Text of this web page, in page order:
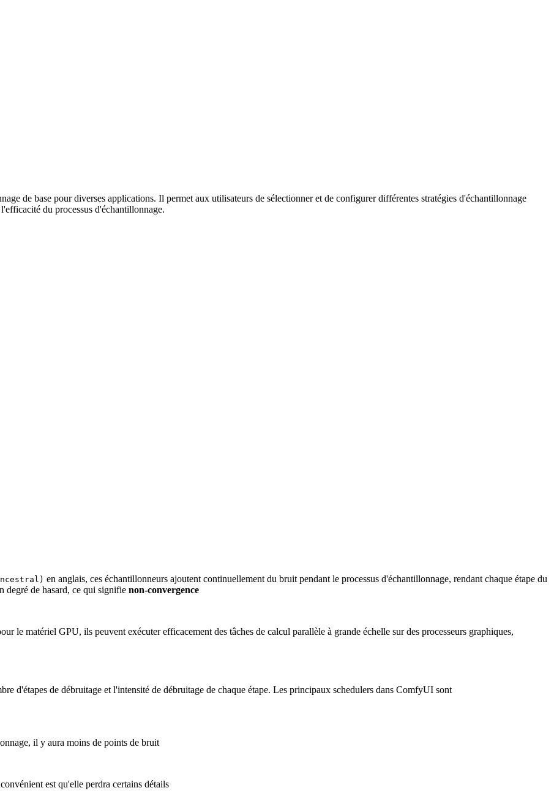
de base pour diverses applications. Il permet aux utilisateurs de sélectionner et de configurer différentes stratégies d'échantillonnage
du processus d'échantillonnage.
en anglais, ces échantillonneurs ajoutent continuellement du bruit pendant le processus d'échantillonnage, rendant chaque étape du
degré de hasard, ce qui signifie non-convergence
le matériel GPU, ils peuvent exécuter efficacement des tâches de calcul parallèle à grande échelle sur des processeurs graphiques,
d'étapes de débruitage et l'intensité de débruitage de chaque étape. Les principaux schedulers dans ComfyUI sont
il y aura moins de points de bruit
est qu'elle perdra certains détails